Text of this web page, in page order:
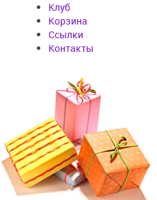
Клуб
Корзина
Cсылки
Контакты